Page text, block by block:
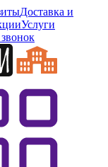
Доставка и
Услуги